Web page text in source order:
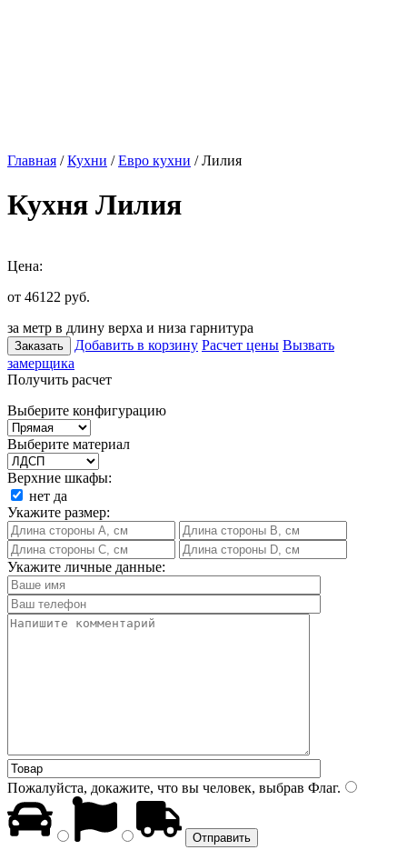
Главная /Кухни /Евро кухни / Лилия
Кухня Лилия
Цена:
от 46122 руб.
за метр в длину верха и низа гарнитура
Заказать Добавить в корзину Расчет цены Вызвать
замерщика
Получить расчет
Выберите конфигурацию
Выберите материал
Верхние шкафы:
нет да
Укажите размер:
Укажите личные данные:
Пожалуйста, докажите, что вы человек, выбрав Флаг.